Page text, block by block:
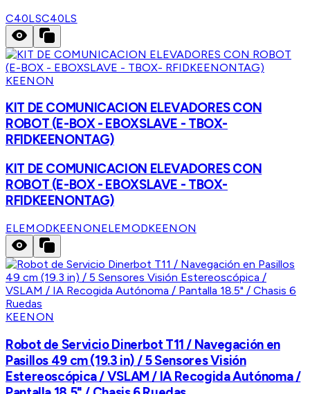
C40LSC40LS
KEENON
KIT DE COMUNICACION ELEVADORES CON
ROBOT (E-BOX - EBOXSLAVE - TBOX-
RFIDKEENONTAG)
KIT DE COMUNICACION ELEVADORES CON
ROBOT (E-BOX - EBOXSLAVE - TBOX-
RFIDKEENONTAG)
ELEMODKEENONELEMODKEENON
KEENON
Robot de Servicio Dinerbot T11 / Navegación en
Pasillos 49 cm (19.3 in) / 5 Sensores Visión
Estereoscópica / VSLAM / IA Recogida Autónoma /